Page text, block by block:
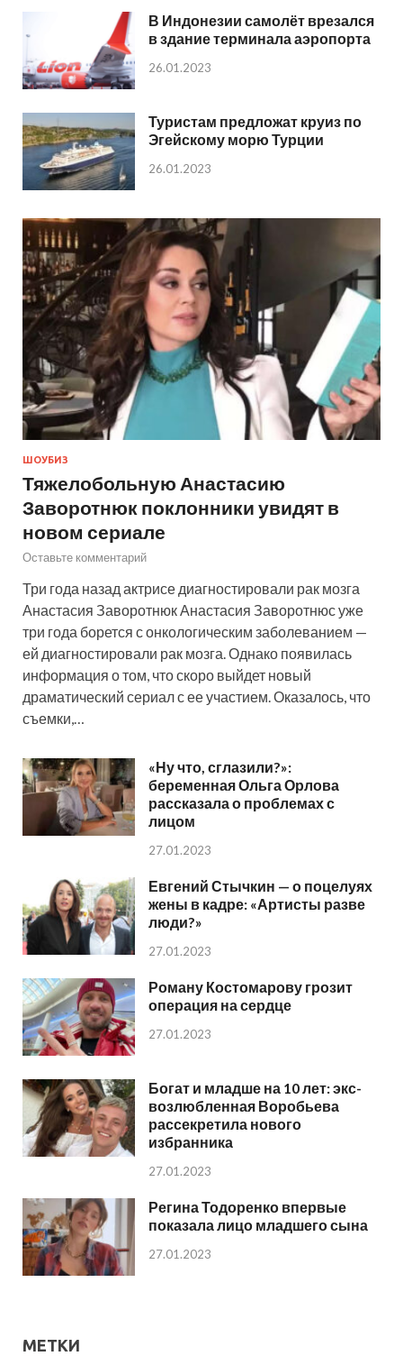
В Индонезии самолёт врезался
в здание терминала аэропорта
26.01.2023
Туристам предложат круиз по
Эгейскому морю Турции
26.01.2023
ШОУБИЗ
Тяжелобольную Анастасию
Заворотнюк поклонники увидят в
новом сериале
Оставьте комментарий
Три года назад актрисе диагностировали рак мозга
Анастасия Заворотнюк Анастасия Заворотнюс уже
три года борется с онкологическим заболеванием —
ей диагностировали рак мозга. Однако появилась
информация о том, что скоро выйдет новый
драматический сериал с ее участием. Оказалось, что
съемки,…
«Ну что, сглазили?»:
беременная Ольга Орлова
рассказала о проблемах с
лицом
27.01.2023
Евгений Стычкин — о поцелуях
жены в кадре: «Артисты разве
люди?»
27.01.2023
Роману Костомарову грозит
операция на сердце
27.01.2023
Богат и младше на 10 лет: экс-
возлюбленная Воробьева
рассекретила нового
избранника
27.01.2023
Регина Тодоренко впервые
показала лицо младшего сына
27.01.2023
МЕТКИ